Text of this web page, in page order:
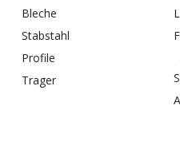
Bleche
Stabstahl
Profile
Trager